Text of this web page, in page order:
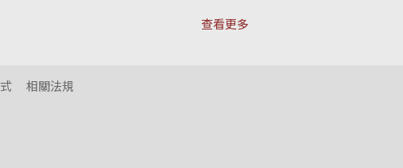
查看更多
相關法規